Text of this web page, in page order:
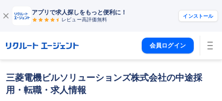
アプリで求人探しをもっと便利に！
レビュー高評価無料
インストール
会員ログイン
三菱電機ビルソリューションズ株式会社の中途採
用・転職・求人情報